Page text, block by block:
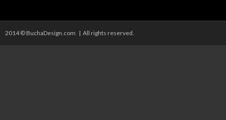
2014 © BuchaDesign.com | All rights reserved.